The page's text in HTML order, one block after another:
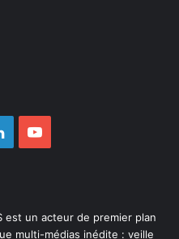
LinkedinYouTube
est un acteur de premier plan
multi-médias inédite : veille